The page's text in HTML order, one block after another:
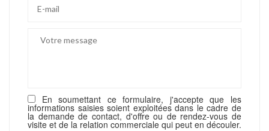
En soumettant ce formulaire, j'accepte que les
informations saisies soient exploitées dans le cadre de
la demande de contact, d'offre ou de rendez-vous de
visite et de la relation commerciale qui peut en découler.